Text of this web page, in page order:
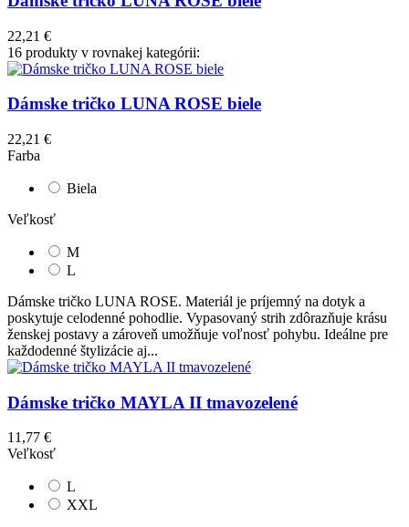
22,21 €
16 produkty v rovnakej kategórii:
Dámske tričko LUNA ROSE biele
22,21 €
Farba
Biela
Veľkosť
M
L
Dámske tričko LUNA ROSE. Materiál je príjemný na dotyk a
poskytuje celodenné pohodlie. Vypasovaný strih zdôrazňuje krásu
ženskej postavy a zároveň umožňuje voľnosť pohybu. Ideálne pre
každodenné štylizácie aj...
Dámske tričko MAYLA II tmavozelené
11,77 €
Veľkosť
L
XXL